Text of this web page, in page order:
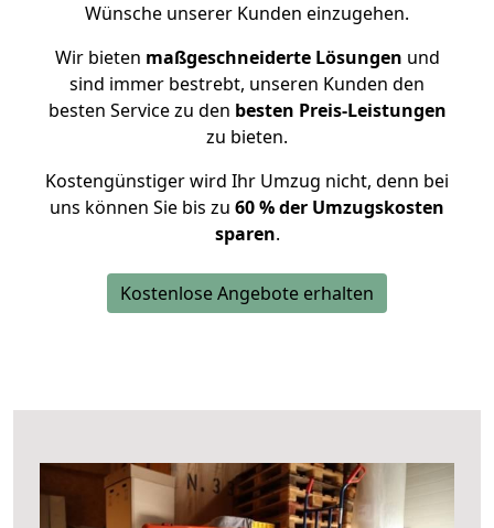
Wünsche unserer Kunden einzugehen.
Wir bieten maßgeschneiderte Lösungen und
sind immer bestrebt, unseren Kunden den
besten Service zu den besten Preis-Leistungen
zu bieten.
Kostengünstiger wird Ihr Umzug nicht, denn bei
uns können Sie bis zu 60 % der Umzugskosten
sparen.
Kostenlose Angebote erhalten